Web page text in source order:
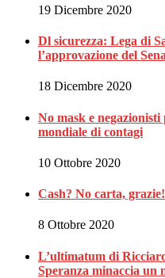
19 Dicembre 2020
Dl sicurezza: Lega di
l’approvazione del
18 Dicembre 2020
No mask e
mondiale di contagi
10 Ottobre 2020
Cash? No carta, grazie!
8 Ottobre 2020
L’ultimatum di
Speranza minaccia un